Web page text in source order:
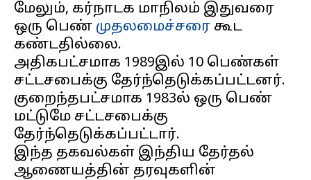
மேலும், கர்நாடக மாநிலம் இதுவரை
ஒரு பெண் முதலமைச்சரை கூட
கண்டதில்லை.
அதிகபட்சமாக 1989இல் 10 பெண்கள்
சட்டசபைக்கு தேர்ந்தெடுக்கப்பட்டனர்.
குறைந்தபட்சமாக 1983ல் ஒரு பெண்
மட்டுமே சட்டசபைக்கு
தேர்ந்தெடுக்கப்பட்டார்.
இந்த தகவல்கள் இந்திய தேர்தல்
ஆணையத்தின் தரவுகளின்